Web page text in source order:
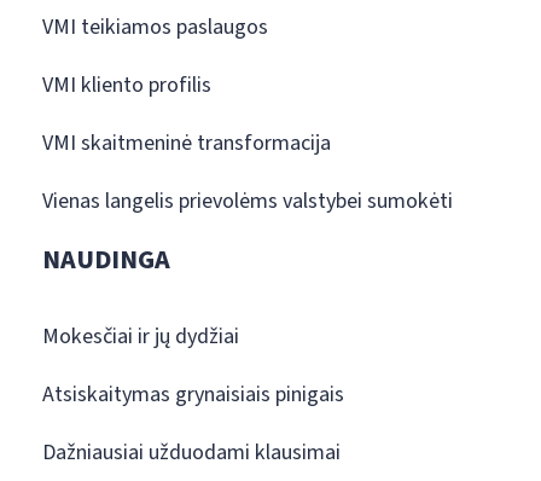
VMI teikiamos paslaugos
VMI kliento profilis
VMI skaitmeninė transformacija
Vienas langelis prievolėms valstybei sumokėti
NAUDINGA
Mokesčiai ir jų dydžiai
Atsiskaitymas grynaisiais pinigais
Dažniausiai užduodami klausimai